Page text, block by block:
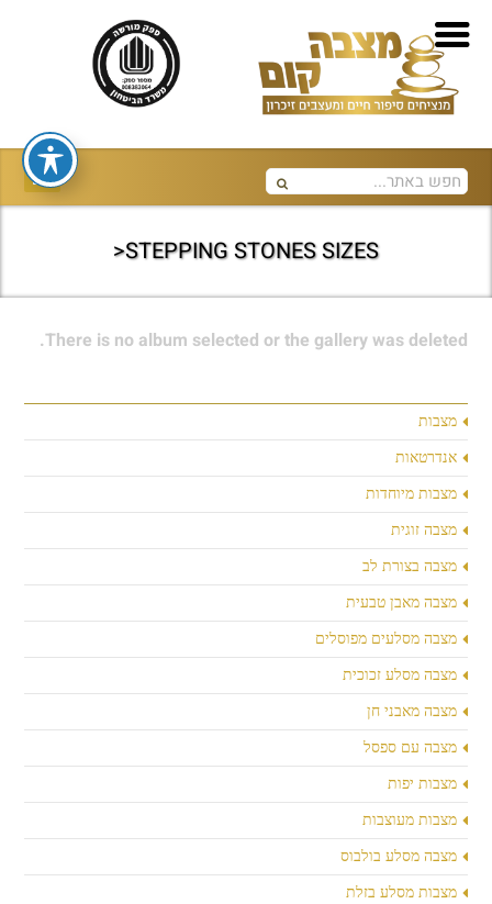
STEPPING STONES SIZES<
מצבות
אנדרטאות
מצבות מיוחדות
מצבה זוגית
מצבה בצורת לב
מצבה מאבן טבעית
מצבה מסלעים מפוסלים
מצבה מסלע זכוכית
מצבה מאבני חן
מצבה עם ספסל
מצבות יפות
מצבות מעוצבות
מצבה מסלע בולבוס
מצבות מסלע בזלת
There is no album selected or the gallery was deleted.